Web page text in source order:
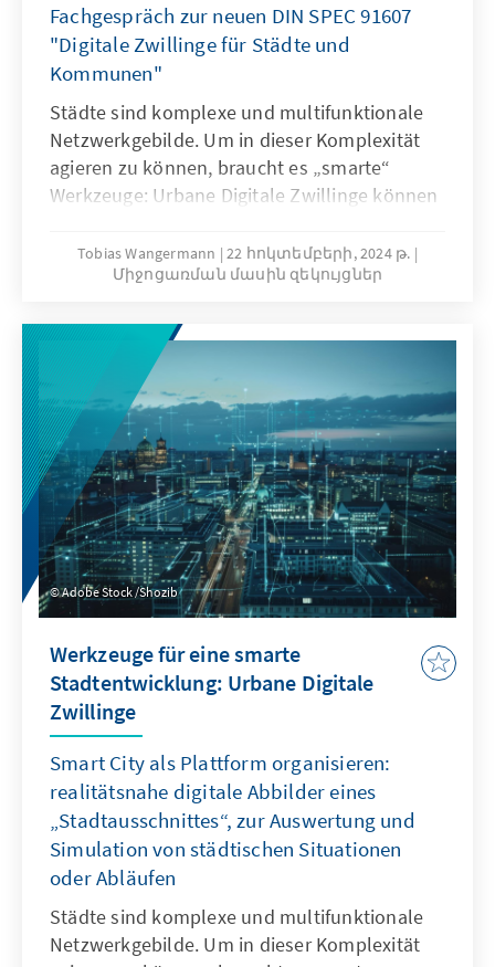
Fachgespräch zur neuen DIN SPEC 91607
"Digitale Zwillinge für Städte und
Kommunen"
Städte sind komplexe und multifunktionale
Netzwerkgebilde. Um in dieser Komplexität
agieren zu können, braucht es „smarte“
Werkzeuge: Urbane Digitale Zwillinge können
realitätsnahes digitales Abbild eines
„Stadtausschnittes“ darstellen und für
Entscheidungsprozesse verfügbar machen.
Sie können Verwaltung, Wirtschaft und
Stadtgesellschaft dabei unterstützen, reale
Herausforderungen einer Stadt besser zu
managen. Ein neuer (nationaler) Standard für
Urbane Digitale Zwillinge bietet den Städten
und Kommunen Orientierung für die
Umsetzung.
Tobias Wangermann
22 հոկտեմբերի, 2024 թ.
Միջոցառման մասին զեկույցներ
Adobe Stock /Shozib
Werkzeuge für eine smarte
Stadtentwicklung: Urbane Digitale
Zwillinge
Smart City als Plattform organisieren:
realitätsnahe digitale Abbilder eines
„Stadtausschnittes“, zur Auswertung und
Simulation von städtischen Situationen
oder Abläufen
Städte sind komplexe und multifunktionale
Netzwerkgebilde. Um in dieser Komplexität